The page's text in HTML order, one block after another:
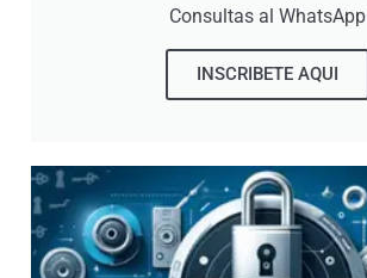
Consultas al WhatsApp
INSCRIBETE AQUI